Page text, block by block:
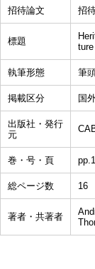
招待論文 招
標題
執筆形態 筆
掲載区分 国
出版社・発行
元
巻・号・頁
総ページ数 16
著者・共著者